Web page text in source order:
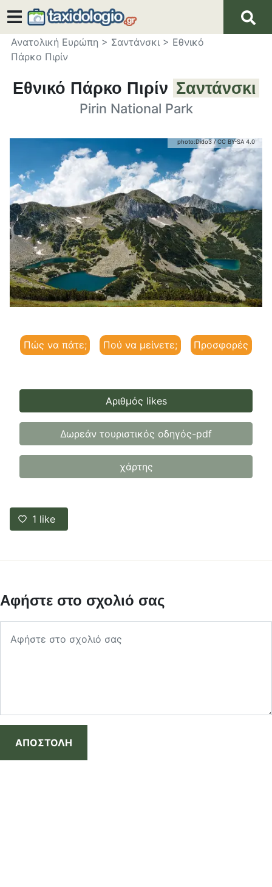
Ανατολική Ευρώπη > Σαντάνσκι > Εθνικό
Πάρκο Πιρίν
Εθνικό Πάρκο Πιρίν Σαντάνσκι
Pirin National Park
photo:Dido3 /CC BY-SA 4.0
Πώς να πάτε; Πού να μείνετε; Προσφορές
Αριθμός likes
Δωρεάν τουριστικός οδηγός-pdf
χάρτης
1 like
Αφήστε στο σχολιό σας
ΑΠΟΣΤΟΛΗ